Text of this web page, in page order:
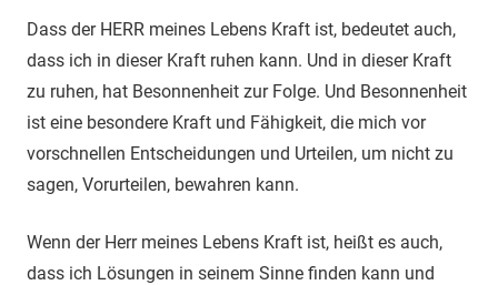
Dass der HERR meines Lebens Kraft ist, bedeutet auch,
dass ich in dieser Kraft ruhen kann. Und in dieser Kraft
zu ruhen, hat Besonnenheit zur Folge. Und Besonnenheit
ist eine besondere Kraft und Fähigkeit, die mich vor
vorschnellen Entscheidungen und Urteilen, um nicht zu
sagen, Vorurteilen, bewahren kann.
Wenn der Herr meines Lebens Kraft ist, heißt es auch,
dass ich Lösungen in seinem Sinne finden kann und